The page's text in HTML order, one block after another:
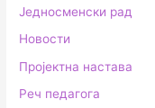
Једносменски рад
Новости
Пројектна настава
Реч педагога